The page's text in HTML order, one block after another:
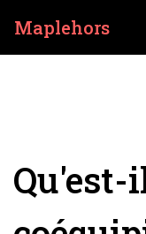
Maplehors